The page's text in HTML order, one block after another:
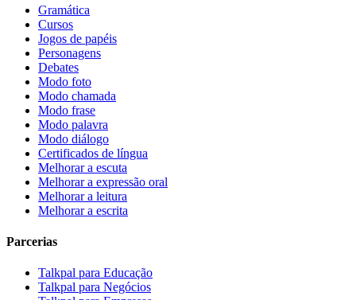
Gramática
Cursos
Jogos de papéis
Personagens
Debates
Modo foto
Modo chamada
Modo frase
Modo palavra
Modo diálogo
Certificados de língua
Melhorar a escuta
Melhorar a expressão oral
Melhorar a leitura
Melhorar a escrita
Parcerias
Talkpal para Educação
Talkpal para Negócios